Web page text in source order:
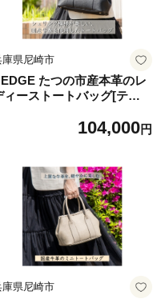
庫県尼崎市
たつの市産本革のレ
ィーストートバッグ[ティ
スレザー【1736902】
104,000円
庫県尼崎市